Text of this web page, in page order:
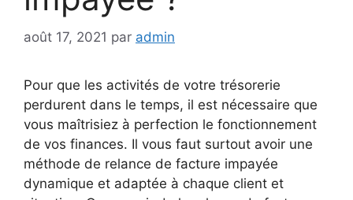
août 17, 2021 par admin
Pour que les activités de votre trésorerie
perdurent dans le temps, il est nécessaire que
vous maîtrisiez à perfection le fonctionnement
de vos finances. Il vous faut surtout avoir une
méthode de relance de facture impayée
dynamique et adaptée à chaque client et